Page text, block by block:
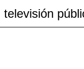
televisión